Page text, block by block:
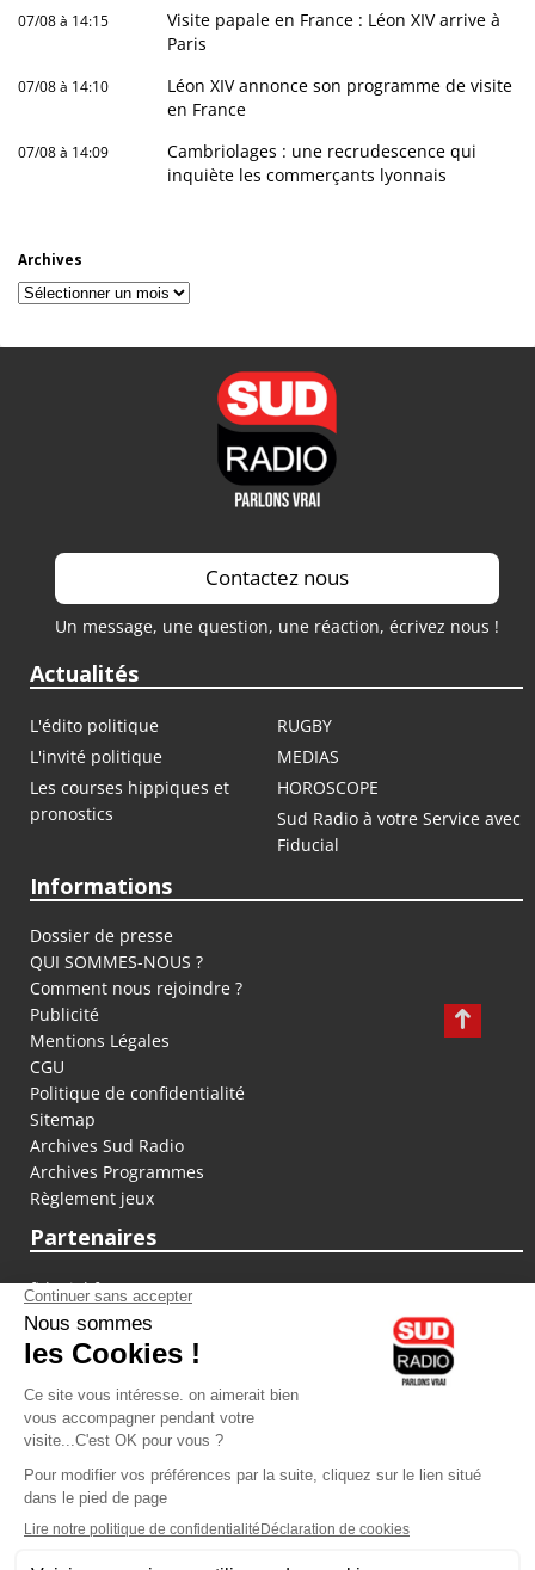
07/08 à 14:15
Visite papale en France : Léon XIV arrive à
Paris
07/08 à 14:10
Léon XIV annonce son programme de visite
en France
07/08 à 14:09
Cambriolages : une recrudescence qui
inquiète les commerçants lyonnais
Archives
Archives
Contactez nous
Un message, une question, une réaction, écrivez nous !
Actualités
L'édito politique
RUGBY
L'invité politique
MEDIAS
Les courses hippiques et
pronostics
HOROSCOPE
Sud Radio à votre Service avec
Fiducial
Informations
Dossier de presse
QUI SOMMES-NOUS ?
Comment nous rejoindre ?
Publicité
Mentions Légales
CGU
Politique de confidentialité
Sitemap
Archives Sud Radio
Archives Programmes
Règlement jeux
Partenaires
fiducial.fr
lyoncapitale.fr
olympique-et-lyonnais.com
L'application Iphone / Android
Téléchargez l'application
Les cookies